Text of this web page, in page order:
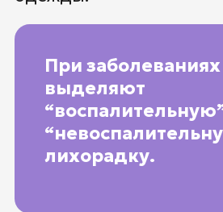
При заболеваниях
выделяют
лихорадку.